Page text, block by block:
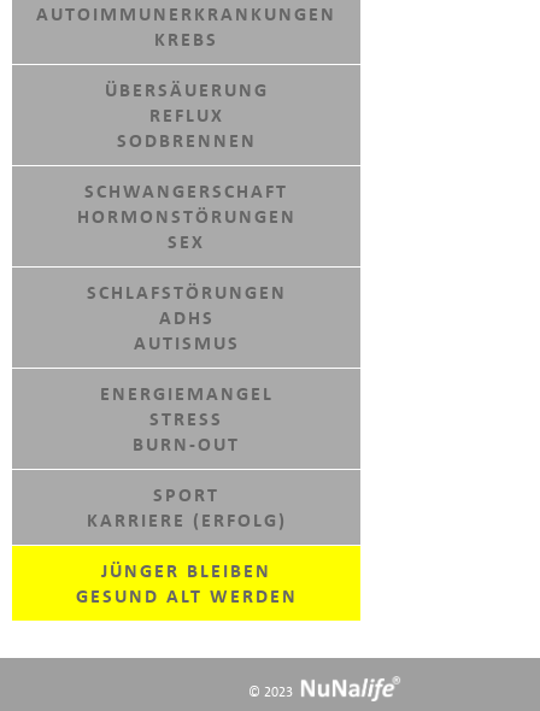
AUTOIMMUNERKRANKUNGEN
KREBS
ÜBERSÄUERUNG
REFLUX
SODBRENNEN
SCHWANGERSCHAFT
HORMONSTÖRUNGEN
SEX
SCHLAFSTÖRUNGEN
ADHS
AUTISMUS
ENERGIEMANGEL
STRESS
BURN-OUT
SPORT
KARRIERE (ERFOLG)
JÜNGER BLEIBEN
GESUND ALT WERDEN
© 2023